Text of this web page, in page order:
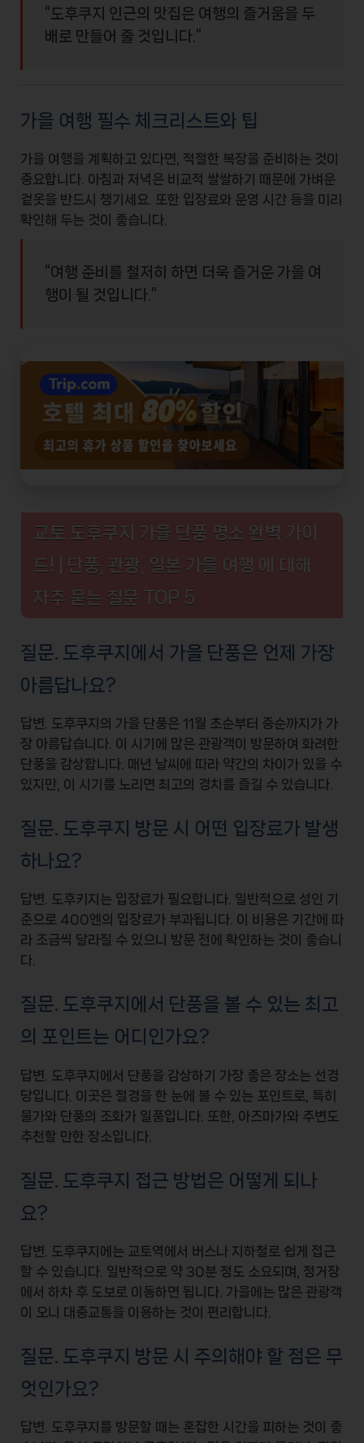
“도후쿠지 인근의 맛집은 여행의 즐거움을 두
배로 만들어 줄 것입니다.”
가을 여행 필수 체크리스트와 팁
가을 여행을 계획하고 있다면, 적절한 복장을 준비하는 것이
중요합니다. 아침과 저녁은 비교적 쌀쌀하기 때문에 가벼운
겉옷을 반드시 챙기세요. 또한 입장료와 운영 시간 등을 미리
확인해 두는 것이 좋습니다.
“여행 준비를 철저히 하면 더욱 즐거운 가을 여
행이 될 것입니다.”
교토 도후쿠지 가을 단풍 명소 완벽 가이
드! | 단풍, 관광, 일본 가을 여행 에 대해
자주 묻는 질문 TOP 5
질문. 도후쿠지에서 가을 단풍은 언제 가장
아름답나요?
답변. 도후쿠지의 가을 단풍은 11월 초순부터 중순까지가 가
장 아름답습니다. 이 시기에 많은 관광객이 방문하여 화려한
단풍을 감상합니다. 매년 날씨에 따라 약간의 차이가 있을 수
있지만, 이 시기를 노리면 최고의 경치를 즐길 수 있습니다.
질문. 도후쿠지 방문 시 어떤 입장료가 발생
하나요?
답변. 도후키지는 입장료가 필요합니다. 일반적으로 성인 기
준으로 400엔의 입장료가 부과됩니다. 이 비용은 기간에 따
라 조금씩 달라질 수 있으니 방문 전에 확인하는 것이 좋습니
다.
질문. 도후쿠지에서 단풍을 볼 수 있는 최고
의 포인트는 어디인가요?
답변. 도후쿠지에서 단풍을 감상하기 가장 좋은 장소는 선경
당입니다. 이곳은 절경을 한 눈에 볼 수 있는 포인트로, 특히
물가와 단풍의 조화가 일품입니다. 또한, 아즈마가와 주변도
추천할 만한 장소입니다.
질문. 도후쿠지 접근 방법은 어떻게 되나
요?
답변. 도후쿠지에는 교토역에서 버스나 지하철 로 쉽게 접근
할 수 있습니다. 일반적으로 약 30분 정도 소요되며, 정거장
에서 하차 후 도보로 이동하면 됩니다. 가을에는 많은 관광객
이 오니 대중교통을 이용하는 것이 편리합니다.
질문. 도후쿠지 방문 시 주의해야 할 점은 무
엇인가요?
답변. 도후쿠지를 방문할 때는 혼잡한 시간을 피하는 것이 좋